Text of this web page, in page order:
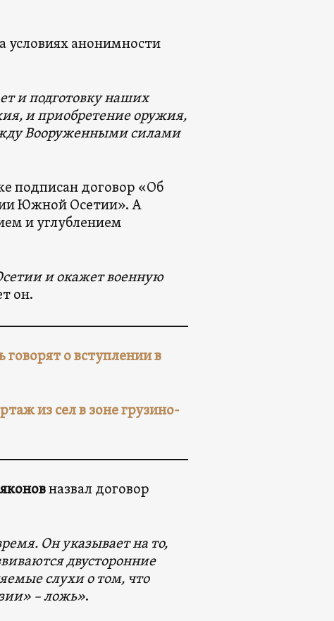
условиях анонимности
и подготовку наших
и приобретение оружия,
Вооруженными силами
подписан договор «Об
Южной Осетии». А
и углублением
и окажет военную
он.
о вступлении в
из сел в зоне грузино-
назвал договор
Он указывает на то,
двусторонние
слухи о том, что
– ложь».